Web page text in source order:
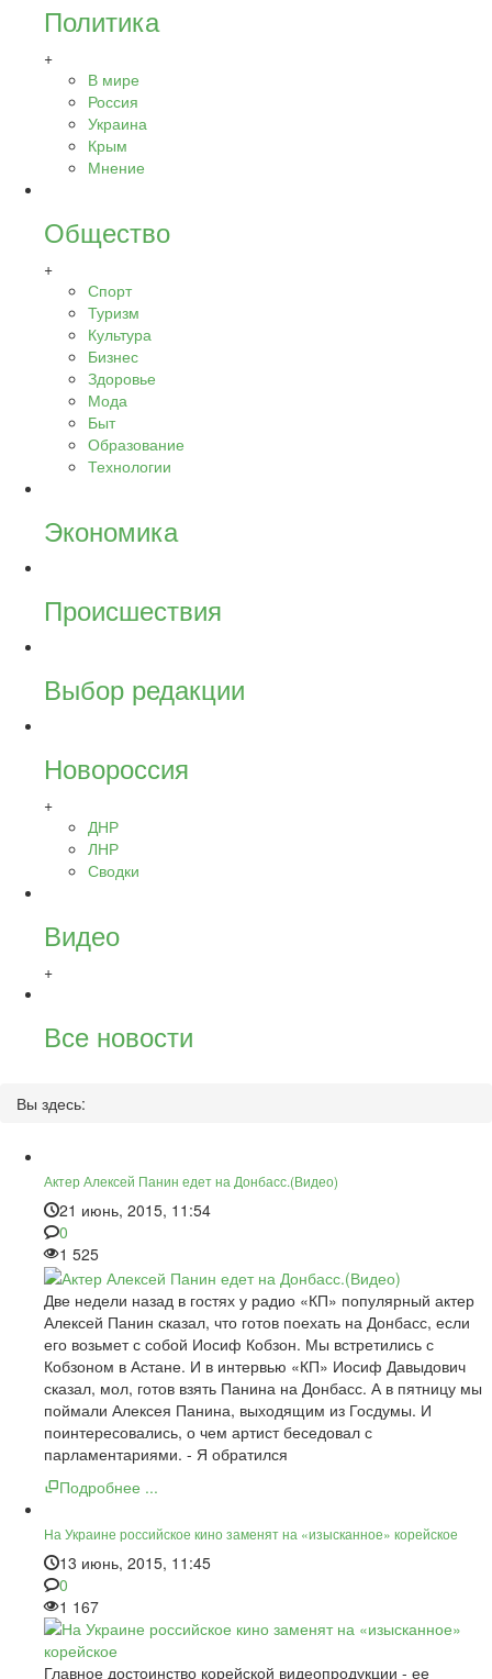
Политика
+
В мире
Россия
Украина
Крым
Мнение
Общество
+
Спорт
Туризм
Культура
Бизнес
Здоровье
Мода
Быт
Образование
Технологии
Экономика
Происшествия
Выбор редакции
Новороссия
+
ДНР
ЛНР
Сводки
Видео
+
Все новости
Вы здесь:
Актер Алексей Панин едет на Донбасс.(Видео)
21 июнь, 2015, 11:54
0
1 525
Две недели назад в гостях у радио «КП» популярный актер
Алексей Панин сказал, что готов поехать на Донбасс, если
его возьмет с собой Иосиф Кобзон. Мы встретились с
Кобзоном в Астане. И в интервью «КП» Иосиф Давыдович
сказал, мол, готов взять Панина на Донбасс. А в пятницу мы
поймали Алексея Панина, выходящим из Госдумы. И
поинтересовались, о чем артист беседовал с
парламентариями. - Я обратился
Подробнее ...
На Украине российское кино заменят на «изысканное» корейское
13 июнь, 2015, 11:45
0
1 167
Главное достоинство корейской видеопродукции - ее